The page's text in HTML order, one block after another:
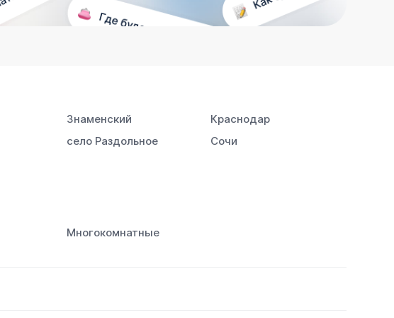
Знаменский
Краснодар
село Раздольное
Сочи
Многокомнатные